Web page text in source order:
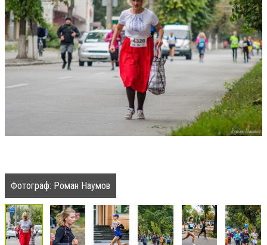
Фотограф: Роман Наумов